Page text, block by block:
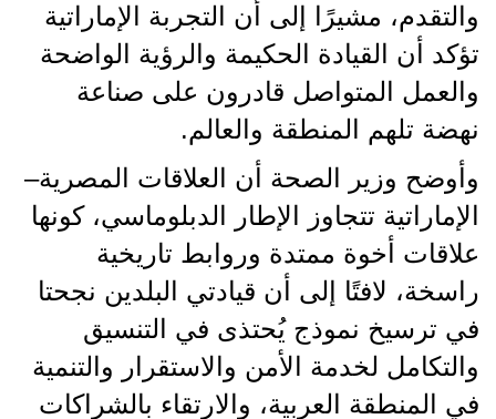
والتقدم، مشيرًا إلى أن التجربة الإماراتية
تؤكد أن القيادة الحكيمة والرؤية الواضحة
والعمل المتواصل قادرون على صناعة
نهضة تلهم المنطقة والعالم.
وأوضح وزير الصحة أن العلاقات المصرية–
الإماراتية تتجاوز الإطار الدبلوماسي، كونها
علاقات أخوة ممتدة وروابط تاريخية
راسخة، لافتًا إلى أن قيادتي البلدين نجحتا
في ترسيخ نموذج يُحتذى في التنسيق
والتكامل لخدمة الأمن والاستقرار والتنمية
في المنطقة العربية، والارتقاء بالشراكات